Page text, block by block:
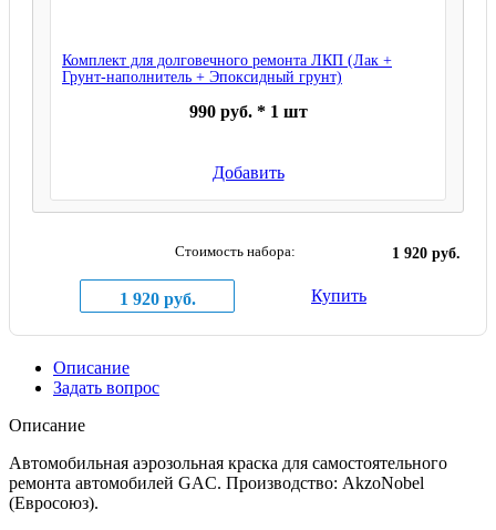
Комплект для долговечного ремонта ЛКП (Лак +
Грунт-наполнитель + Эпоксидный грунт)
990 руб. * 1 шт
Добавить
Стоимость набора: 1 920 руб.
1 920 руб. Купить
Описание
Задать вопрос
Описание
Автомобильная аэрозольная краска для самостоятельного
ремонта автомобилей GAC. Производство: AkzoNobel
(Евросоюз).